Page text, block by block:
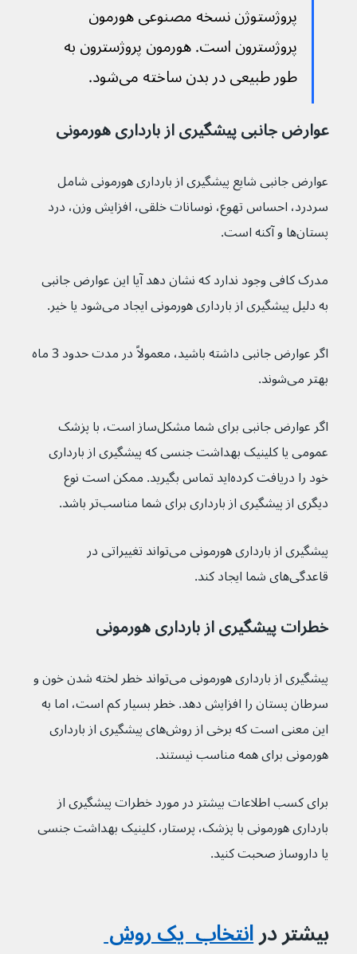
پروژستوژن نسخه مصنوعی هورمون
پروژسترون است. هورمون پروژسترون به
طور طبیعی در بدن ساخته می‌شود.
عوارض جانبی پیشگیری از بارداری هورمونی
عوارض جانبی شایع پیشگیری از بارداری هورمونی شامل
سردرد، احساس تهوع، نوسانات خلقی، افزایش وزن، درد
پستان‌ها و آکنه است.
مدرک کافی وجود ندارد که نشان دهد آیا این عوارض جانبی
به دلیل پیشگیری از بارداری هورمونی ایجاد می‌شود یا خیر.
اگر عوارض جانبی داشته باشید، معمولاً در مدت حدود 3 ماه
بهتر می‌شوند.
اگر عوارض جانبی برای شما مشکل‌ساز است، با پزشک
عمومی یا کلینیک بهداشت جنسی که پیشگیری از بارداری
خود را دریافت کرده‌اید تماس بگیرید. ممکن است نوع
دیگری از پیشگیری از بارداری برای شما مناسب‌تر باشد.
پیشگیری از بارداری هورمونی می‌تواند تغییراتی در
قاعدگی‌های شما ایجاد کند.
خطرات پیشگیری از بارداری هورمونی
پیشگیری از بارداری هورمونی می‌تواند خطر لخته شدن خون و
سرطان پستان را افزایش دهد. خطر بسیار کم است، اما به
این معنی است که برخی از روش‌های پیشگیری از بارداری
هورمونی برای همه مناسب نیستند.
برای کسب اطلاعات بیشتر در مورد خطرات پیشگیری از
بارداری هورمونی با پزشک، پرستار، کلینیک بهداشت جنسی
یا داروساز صحبت کنید.
بیشتر در انتخاب  یک روش